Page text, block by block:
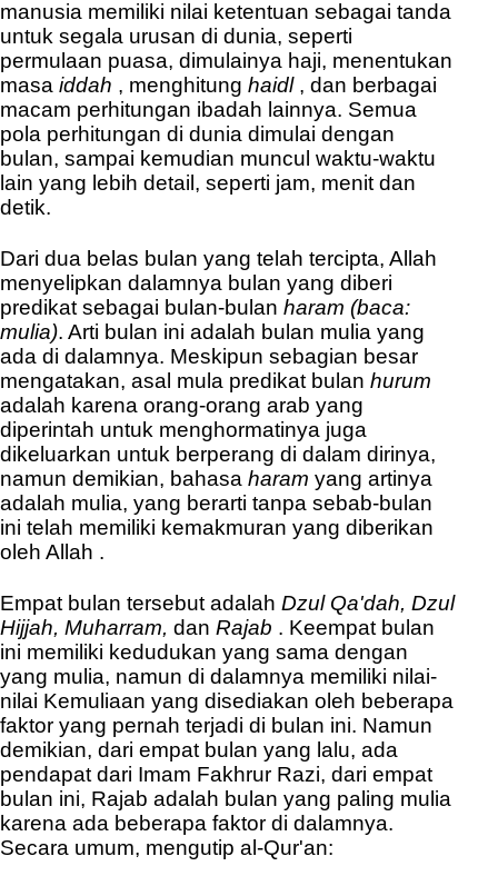
manusia memiliki nilai ketentuan sebagai tanda
untuk segala urusan di dunia, seperti
permulaan puasa, dimulainya haji, menentukan
masa iddah , menghitung haidl, dan berbagai
macam perhitungan ibadah lainnya. Semua
pola perhitungan di dunia dimulai dengan
bulan, sampai kemudian muncul waktu-waktu
lain yang lebih detail, seperti jam, menit dan
detik.
Dari dua belas bulan yang telah tercipta, Allah
menyelipkan dalamnya bulan yang diberi
predikat sebagai bulan-bulan haram (baca:
mulia). Arti bulan ini adalah bulan mulia yang
ada di dalamnya. Meskipun sebagian besar
mengatakan, asal mula predikat bulan hurum
adalah karena orang-orang arab yang
diperintah untuk menghormatinya juga
dikeluarkan untuk berperang di dalam dirinya,
namun demikian, bahasa haram yang artinya
adalah mulia, yang berarti tanpa sebab-bulan
ini telah memiliki kemakmuran yang diberikan
oleh Allah .
Empat bulan tersebut adalah Dzul Qa'dah, Dzul
Hijjah, Muharram, dan Rajab . Keempat bulan
ini memiliki kedudukan yang sama dengan
yang mulia, namun di dalamnya memiliki nilai-
nilai Kemuliaan yang disediakan oleh beberapa
faktor yang pernah terjadi di bulan ini. Namun
demikian, dari empat bulan yang lalu, ada
pendapat dari Imam Fakhrur Razi, dari empat
bulan ini, Rajab adalah bulan yang paling mulia
karena ada beberapa faktor di dalamnya.
Secara umum, mengutip al-Qur'an: